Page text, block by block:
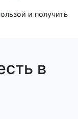
и получить
в